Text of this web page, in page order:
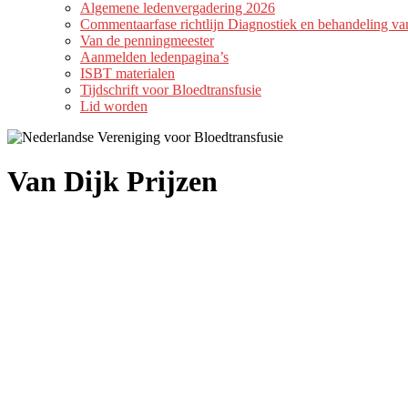
Algemene ledenvergadering 2026
Commentaarfase richtlijn Diagnostiek en behandeling
Van de penningmeester
Aanmelden ledenpagina’s
ISBT materialen
Tijdschrift voor Bloedtransfusie
Lid worden
Van Dijk Prijzen